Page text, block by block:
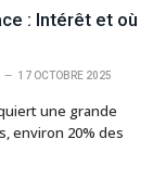
: Intérêt et où
17 OCTOBRE 2025
une grande
environ 20% des